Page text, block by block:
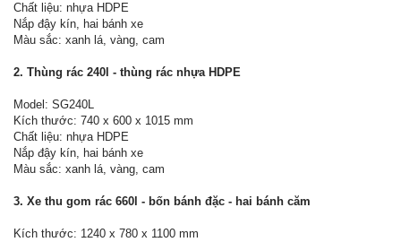
Chất liệu: nhựa HDPE
Nắp đậy kín, hai bánh xe
Màu sắc: xanh lá, vàng, cam
2. Thùng rác 240l - thùng rác nhựa HDPE
Model: SG240L
Kích thước: 740 x 600 x 1015 mm
Chất liệu: nhựa HDPE
Nắp đậy kín, hai bánh xe
Màu sắc: xanh lá, vàng, cam
3. Xe thu gom rác 660l - bốn bánh đặc - hai bánh căm
Kích thước: 1240 x 780 x 1100 mm